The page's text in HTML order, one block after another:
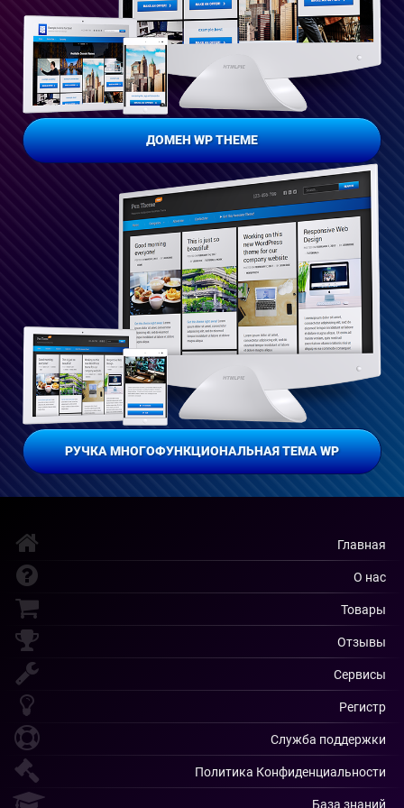
ДОМЕН WP THEME
РУЧКА МНОГОФУНКЦИОНАЛЬНАЯ ТЕМА WP
Главная
О нас
Товары
Отзывы
Сервисы
Регистр
Служба поддержки
Политика Конфиденциальности
База знаний